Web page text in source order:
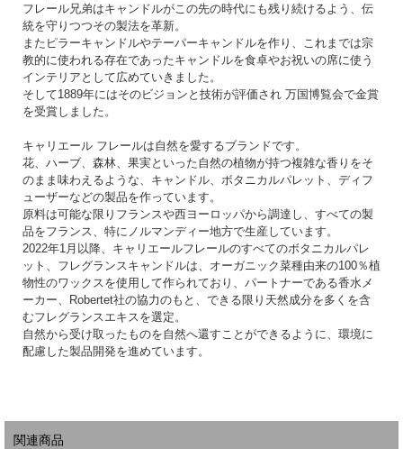
フレール兄弟はキャンドルがこの先の時代にも残り続けるよう、伝
統を守りつつその製法を革新。
またピラーキャンドルやテーパーキャンドルを作り、これまでは宗
教的に使われる存在であったキャンドルを食卓やお祝いの席に使う
インテリアとして広めていきました。
そして1889年にはそのビジョンと技術が評価され 万国博覧会で金賞
を受賞しました。
キャリエール フレールは自然を愛するブランドです。
花、ハーブ、森林、果実といった自然の植物が持つ複雑な香りをそ
のまま味わえるような、キャンドル、ボタニカルパレット、ディフ
ューザーなどの製品を作っています。
原料は可能な限りフランスや西ヨーロッパから調達し、すべての製
品をフランス、特にノルマンディー地方で生産しています。
2022年1月以降、キャリエールフレールのすべてのボタニカルパレ
ット、フレグランスキャンドルは、オーガニック菜種由来の100％植
物性のワックスを使用して作られており、パートナーである香水メ
ーカー、Robertet社の協力のもと、できる限り天然成分を多くを含
むフレグランスエキスを選定。
自然から受け取ったものを自然へ還すことができるように、環境に
配慮した製品開発を進めています。
関連商品